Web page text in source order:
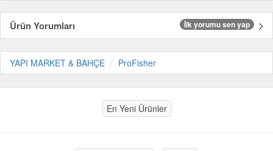
Ürün Yorumları İlk yorumu sen yap
YAPI MARKET & BAHÇE ProFisher
En Yeni Ürünler